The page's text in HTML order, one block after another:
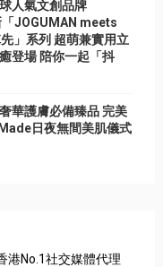
人氣文創品牌
JOGUMAN meets
」系列 超萌兼實用立
登場 陪你一起「抖
華護膚必備臻品 完美
日夜無間美肌儀式
港No.1社交媒體代理